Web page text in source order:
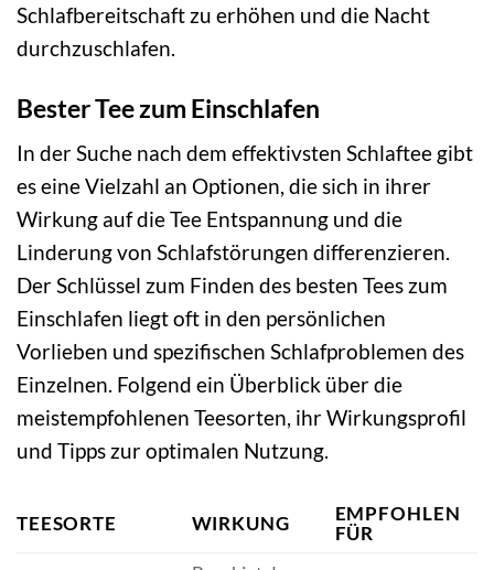
Schlafbereitschaft zu erhöhen und die Nacht
durchzuschlafen.
Bester Tee zum Einschlafen
In der Suche nach dem effektivsten Schlaftee gibt
es eine Vielzahl an Optionen, die sich in ihrer
Wirkung auf die Tee Entspannung und die
Linderung von Schlafstörungen differenzieren.
Der Schlüssel zum Finden des besten Tees zum
Einschlafen liegt oft in den persönlichen
Vorlieben und spezifischen Schlafproblemen des
Einzelnen. Folgend ein Überblick über die
meistempfohlenen Teesorten, ihr Wirkungsprofil
und Tipps zur optimalen Nutzung.
TEESORTE WIRKUNG
EMPFOHLEN
FÜR